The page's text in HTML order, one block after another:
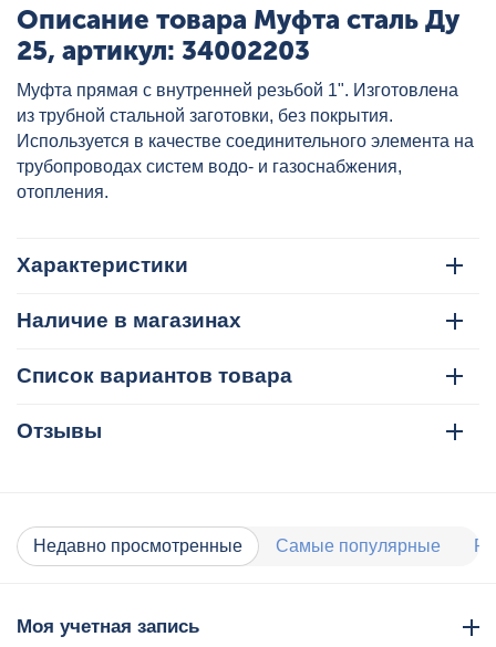
Описание товара Муфта сталь Ду
25, артикул: 34002203
Муфта прямая с внутренней резьбой 1". Изготовлена
из трубной стальной заготовки, без покрытия.
Используется в качестве соединительного элемента на
трубопроводах систем водо- и газоснабжения,
отопления.
Характеристики
Наличие в магазинах
Список вариантов товара
Отзывы
Недавно просмотренные Самые популярные
Моя учетная запись